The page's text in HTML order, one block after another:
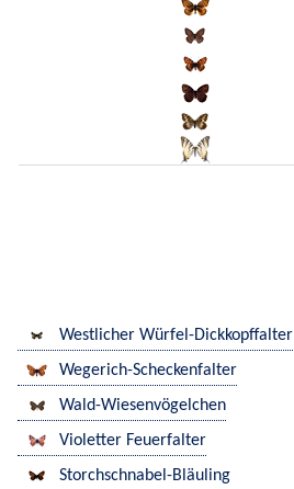
Westlicher Würfel-Dickkopffalter
Wegerich-Scheckenfalter
Wald-Wiesenvögelchen
Violetter Feuerfalter
Storchschnabel-Bläuling